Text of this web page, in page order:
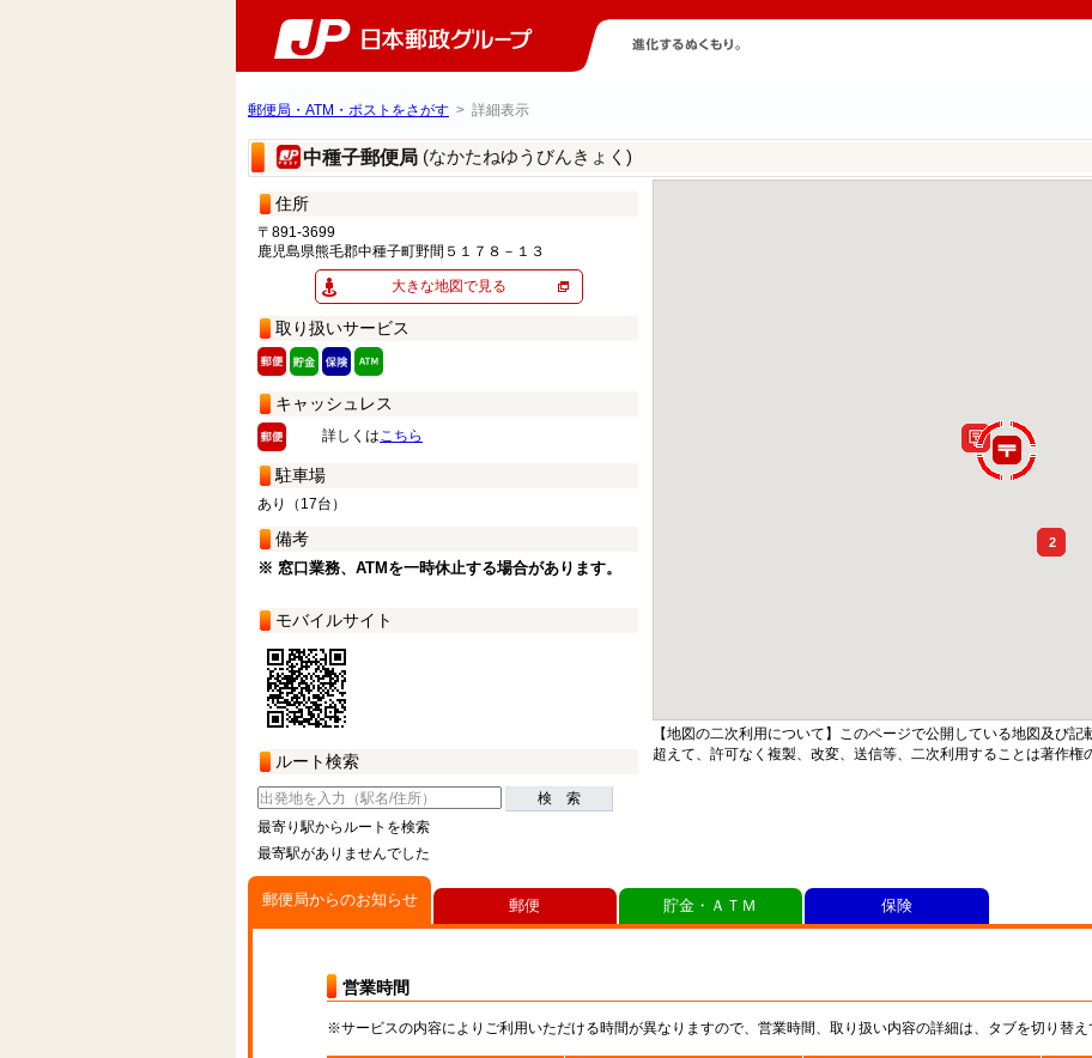
郵便局・ATM・ポストをさがす > 詳細表示
中種子郵便局 (なかたねゆうびんきょく)
住所
〒891-3699
鹿児島県熊毛郡中種子町野間５１７８－１３
大きな地図で見る
取り扱いサービス
キャッシュレス
詳しくはこちら
駐車場
あり（17台）
備考
※ 窓口業務、ATMを一時休止する場合があります。
モバイルサイト
ルート検索
検 索
最寄り駅からルートを検索
最寄駅がありませんでした
2
【地図の二次利用について】このページで公開している地図及び
超えて、許可なく複製、改変、送信等、二次利用することは著作権
郵便局からのお知らせ
営業時間
※サービスの内容によりご利用いただける時間が異なりますので、営業時間、取り扱い内容の詳細は、タブを切り替え
郵便 貯金・ＡＴＭ 保険